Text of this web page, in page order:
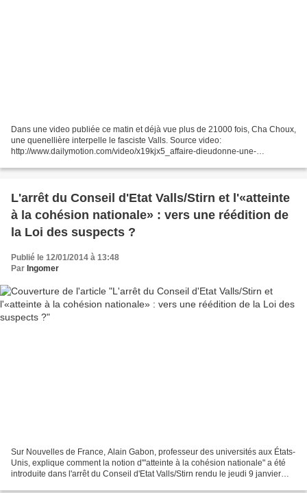
Dans une video publiée ce matin et déjà vue plus de 21000 fois, Cha Choux,
une quenellière interpelle le fasciste Valls. Source video:
http://www.dailymotion.com/video/x19kjx5_affaire-dieudonne-une-
L'arrêt du Conseil d'Etat Valls/Stirn et l'«atteinte
à la cohésion nationale» : vers une réédition de
la Loi des suspects ?
Publié le 12/01/2014 à 13:48
Par Ingomer
Sur Nouvelles de France, Alain Gabon, professeur des universités aux États-
Unis, explique comment la notion d'"atteinte à la cohésion nationale" a été
introduite dans l'arrêt du Conseil d'Etat Valls/Stirn rendu le jeudi 9 janvier